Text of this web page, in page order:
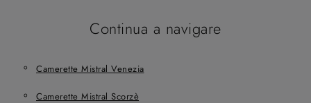
Continua a navigare
Camerette Mistral Venezia
Camerette Mistral Scorzè